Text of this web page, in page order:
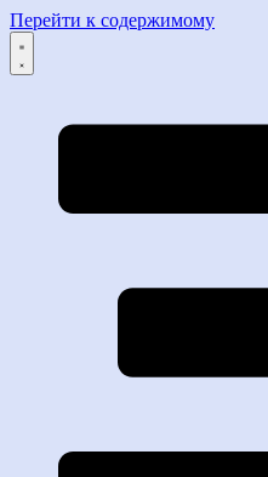
Перейти к содержимому